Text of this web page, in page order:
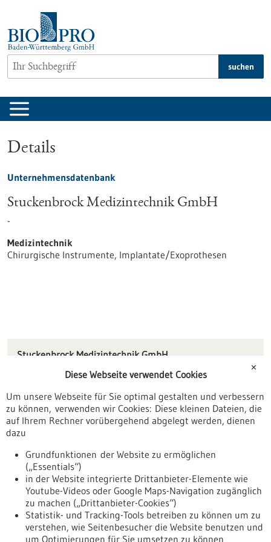
springen
suchen
Details
Unternehmensdatenbank
Stuckenbrock Medizintechnik GmbH
-
Medizintechnik
Chirurgische Instrumente, Implantate/Exoprothesen
Stuckenbrock Medizintechnik GmbH
78532 Tuttlingen
info(at)klsmartin.com
www.stuckenbrock.de
Zurück zur Ergebnisliste
Nach oben
✕
Diese Webseite verwendet Cookies
Um unsere Webseite für Sie optimal gestalten und verbessern
zu können, verwenden wir Cookies: Diese kleinen Dateien, die
auf Ihrem Rechner vorübergehend abgelegt werden, dienen
dazu
Grundfunktionen der Website zu ermöglichen
(„Essentials“)
in der Website integrierte Drittanbieter-Elemente wie
Youtube-Videos oder Google Maps-Navigation zugänglich
zu machen („Drittanbieter-Cookies“)
Statistik- und Tracking-Tools betreiben zu können um zu
verstehen, wie Seitenbesucher die Website benutzen und
um Optimierungen für Sie umsetzen zu können